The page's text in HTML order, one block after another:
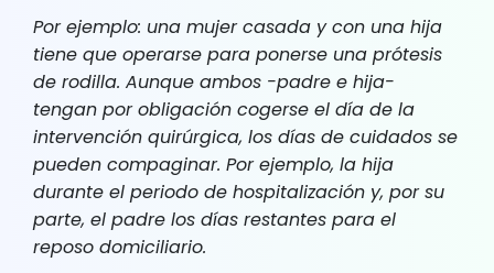
Por ejemplo: una mujer casada y con una hija
tiene que operarse para ponerse una prótesis
de rodilla. Aunque ambos -padre e hija-
tengan por obligación cogerse el día de la
intervención quirúrgica, los días de cuidados se
pueden compaginar. Por ejemplo, la hija
durante el periodo de hospitalización y, por su
parte, el padre los días restantes para el
reposo domiciliario.